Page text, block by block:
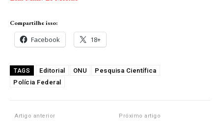
Compartilhe isso:
Facebook 18+
TAGS Editorial ONU
Pesquisa Científica
Polícia Federal
Artigo anterior Próximo artigo